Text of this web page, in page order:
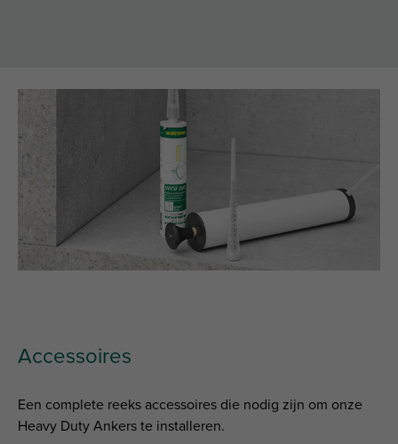
Accessoires
Een complete reeks accessoires die nodig zijn om onze
Heavy Duty Ankers te installeren.